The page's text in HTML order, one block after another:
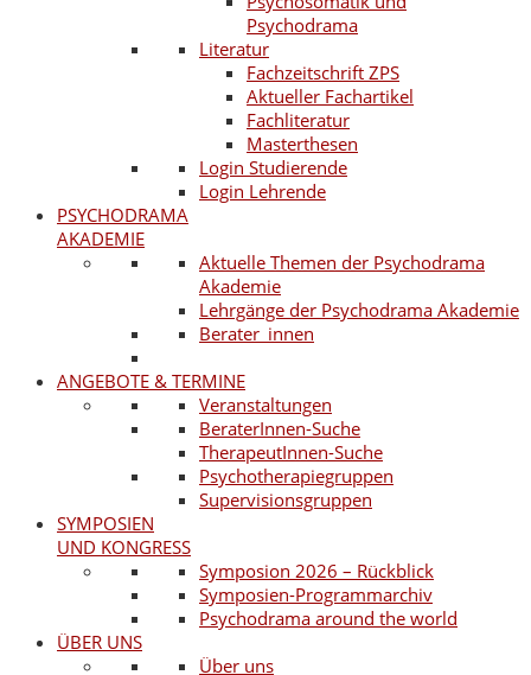
Psychodrama
Literatur
Fachzeitschrift ZPS
Aktueller Fachartikel
Fachliteratur
Masterthesen
Login Studierende
Login Lehrende
PSYCHODRAMA
AKADEMIE
Aktuelle Themen der Psychodrama
Akademie
Lehrgänge der Psychodrama Akademie
Berater_innen
ANGEBOTE & TERMINE
Veranstaltungen
BeraterInnen-Suche
TherapeutInnen-Suche
Psychotherapiegruppen
Supervisionsgruppen
SYMPOSIEN
UND KONGRESS
Symposion 2026 – Rückblick
Symposien-Programmarchiv
Psychodrama around the world
ÜBER UNS
Über uns